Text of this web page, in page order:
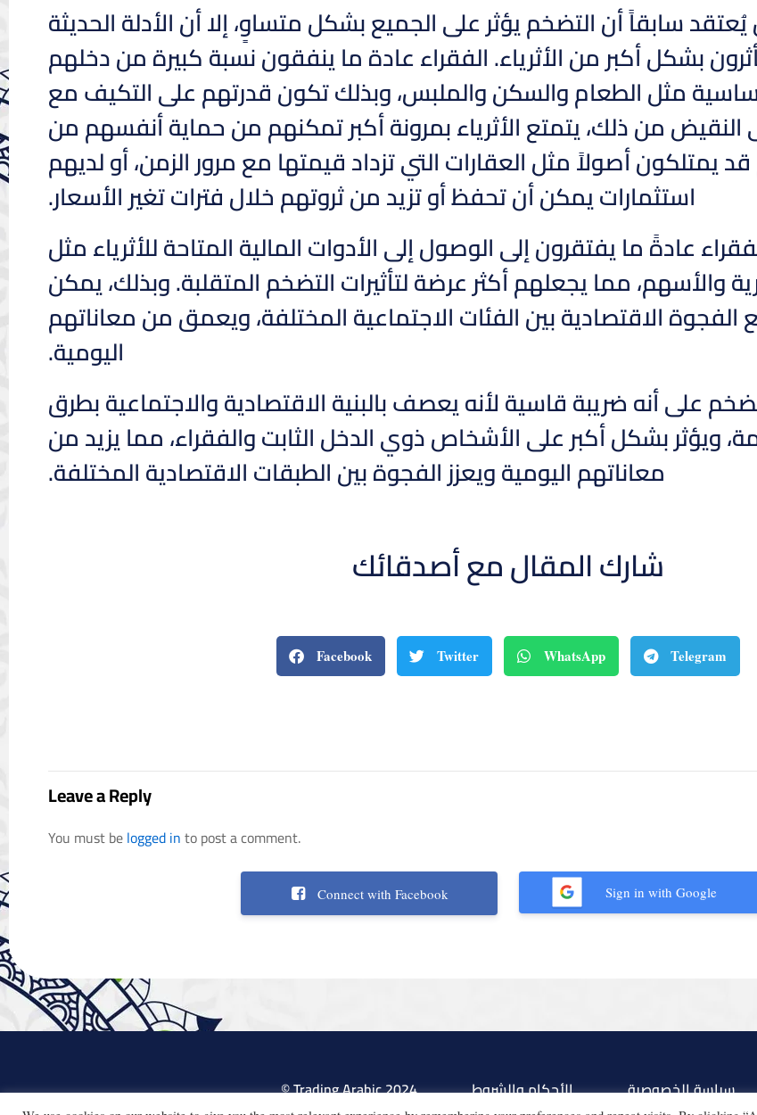
سابقاً أن التضخم يؤثر على الجميع بشكل متساوٍ، إلا أن الأدلة الحديثة
بشكل أكبر من الأثرياء. الفقراء عادة ما ينفقون نسبة كبيرة من دخلهم
مثل الطعام والسكن والملبس، وبذلك تكون قدرتهم على التكيف مع
النقيض من ذلك، يتمتع الأثرياء بمرونة أكبر تمكنهم من حماية أنفسهم من
يمتلكون أصولاً مثل العقارات التي تزداد قيمتها مع مرور الزمن، أو لديهم
استثمارات يمكن أن تحفظ أو تزيد من ثروتهم خلال فترات تغير الأسعار.
عادةً ما يفتقرون إلى الوصول إلى الأدوات المالية المتاحة للأثرياء مثل
والأسهم، مما يجعلهم أكثر عرضة لتأثيرات التضخم المتقلبة. وبذلك، يمكن
الاقتصادية بين الفئات الاجتماعية المختلفة، ويعمق من معاناتهم
اليومية.
على أنه ضريبة قاسية لأنه يعصف بالبنية الاقتصادية والاجتماعية بطرق
ويؤثر بشكل أكبر على الأشخاص ذوي الدخل الثابت والفقراء، مما يزيد من
معاناتهم اليومية ويعزز الفجوة بين الطبقات الاقتصادية المختلفة.
شارك المقال مع أصدقائك
Facebook Twitter WhatsApp Telegram
Leave a Reply
You must belogged into post a comment.
Connect with Facebook Sign in with Google
© Trading Arabic 2024 الأحكام والشروط سياسة الخصوصية